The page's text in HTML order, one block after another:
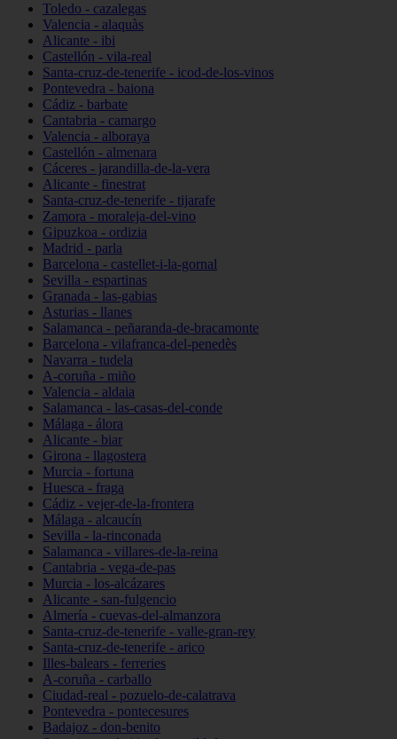
Toledo - cazalegas
Valencia - alaquàs
Alicante - ibi
Castellón - vila-real
Santa-cruz-de-tenerife - icod-de-los-vinos
Pontevedra - baiona
Cádiz - barbate
Cantabria - camargo
Valencia - alboraya
Castellón - almenara
Cáceres - jarandilla-de-la-vera
Alicante - finestrat
Santa-cruz-de-tenerife - tijarafe
Zamora - moraleja-del-vino
Gipuzkoa - ordizia
Madrid - parla
Barcelona - castellet-i-la-gornal
Sevilla - espartinas
Granada - las-gabias
Asturias - llanes
Salamanca - peñaranda-de-bracamonte
Barcelona - vilafranca-del-penedès
Navarra - tudela
A-coruña - miño
Valencia - aldaia
Salamanca - las-casas-del-conde
Málaga - álora
Alicante - biar
Girona - llagostera
Murcia - fortuna
Huesca - fraga
Cádiz - vejer-de-la-frontera
Málaga - alcaucín
Sevilla - la-rinconada
Salamanca - villares-de-la-reina
Cantabria - vega-de-pas
Murcia - los-alcázares
Alicante - san-fulgencio
Almería - cuevas-del-almanzora
Santa-cruz-de-tenerife - valle-gran-rey
Santa-cruz-de-tenerife - arico
Illes-balears - ferreries
A-coruña - carballo
Ciudad-real - pozuelo-de-calatrava
Pontevedra - pontecesures
Badajoz - don-benito